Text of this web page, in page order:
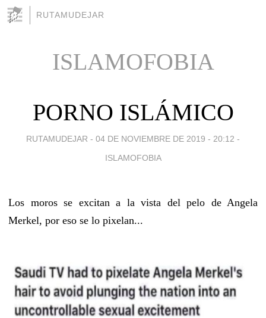
RUTAMUDEJAR
ISLAMOFOBIA
PORNO ISLÁMICO
RUTAMUDEJAR - 04 DE NOVIEMBRE DE 2019 - 20:12 -
ISLAMOFOBIA
Los moros se excitan a la vista del pelo de Angela
Merkel, por eso se lo pixelan...